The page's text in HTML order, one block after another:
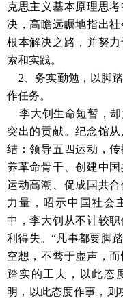
克思主义基本原理思
决，高瞻远瞩地指出
根本解决之路，并努
索和实践。
2、务实勤勉，以脚
作任务。
李大钊生命短暂，
突出的贡献。纪念馆
结：领导五四运动，
养革命骨干、创建中
运动高潮、促成国共
力量，昭示中国社会
中，李大钊从不计较
利得失。“凡事都要脚
空想，不骛于虚声，
踏实的工夫，以此态
明，以此态度作事，则